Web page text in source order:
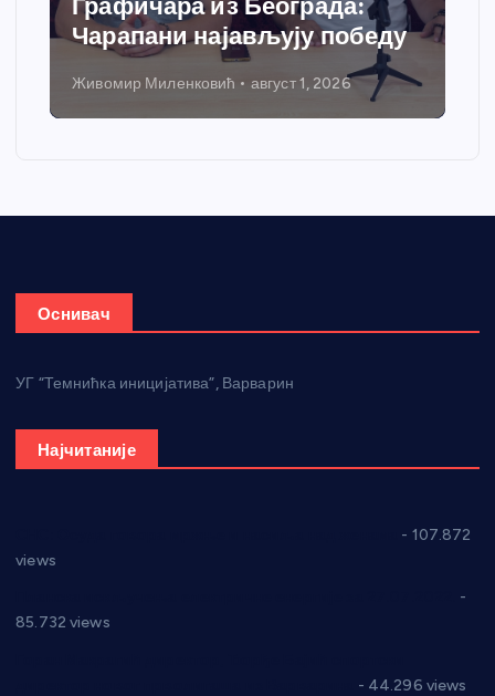
добија савремени систем
грејања
Никола Петровић јул 31, 2026
Оснивач
УГ “Темнићка иницијатива”, Варварин
Најчитаније
- 107.872
views
-
85.732 views
- 44.296 views